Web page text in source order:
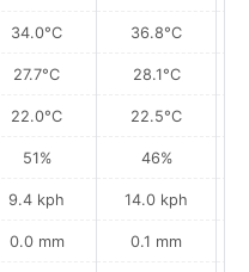
34.0°C
27.7°C
22.0°C
51%
9.4 kph
0.0 mm
36.8°C
28.1°C
22.5°C
46%
14.0 kph
0.1 mm